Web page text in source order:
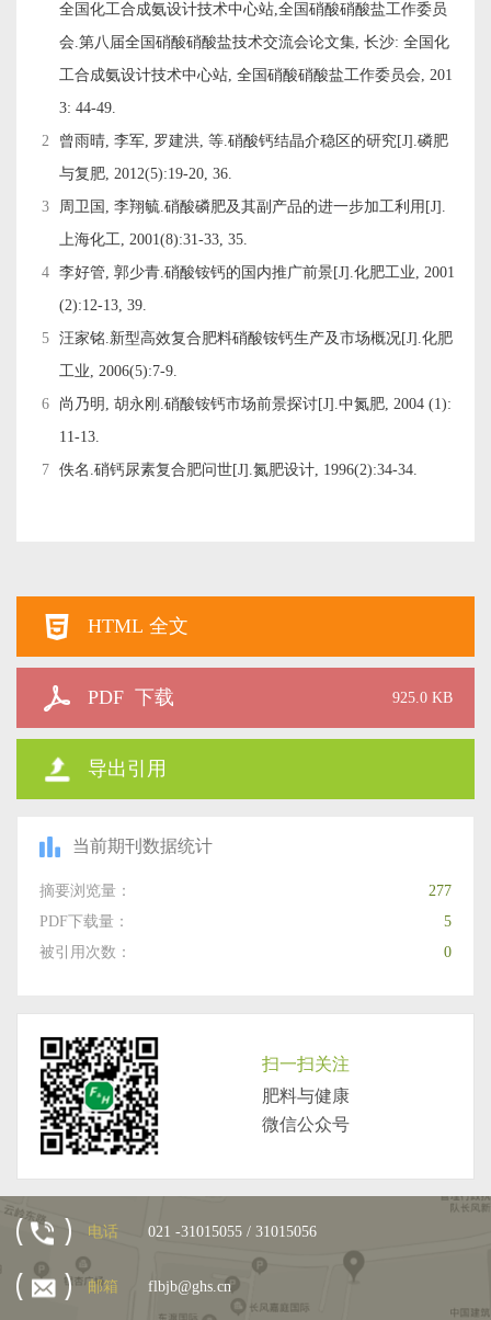
全国化工合成氨设计技术中心站,全国硝酸硝酸盐工作委员
会.第八届全国硝酸硝酸盐技术交流会论文集, 长沙: 全国化
工合成氨设计技术中心站, 全国硝酸硝酸盐工作委员会, 201
3: 44-49.
2
曾雨晴, 李军, 罗建洪, 等.硝酸钙结晶介稳区的研究[J].磷肥
与复肥, 2012(5):19-20, 36.
3
周卫国, 李翔毓.硝酸磷肥及其副产品的进一步加工利用[J].
上海化工, 2001(8):31-33, 35.
4 李好管, 郭少青.硝酸铵钙的国内推广前景[J].化肥工业, 2001
(2):12-13, 39.
5 汪家铭.新型高效复合肥料硝酸铵钙生产及市场概况[J].化肥
工业, 2006(5):7-9.
6
尚乃明, 胡永刚.硝酸铵钙市场前景探讨[J].中氮肥, 2004 (1):
11-13.
7 佚名.硝钙尿素复合肥问世[J].氮肥设计, 1996(2):34-34.
HTML 全文
PDF 下载 925.0 KB
导出引用
当前期刊数据统计
摘要浏览量：
277
PDF下载量：
5
被引用次数：
0
扫一扫关注
肥料与健康
微信公众号
电话 021 -31015055 / 31015056
邮箱 flbjb@ghs.cn